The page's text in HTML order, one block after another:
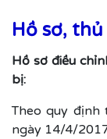
Hồ sơ,
Hồ sơ điều
bị:
Theo quy định
ngày 14/4/